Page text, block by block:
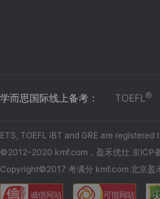
学而思国际线上备考： TOEFL ®
ETS, TOEFL iBT and GRE are
©2012-2020 kmf.com，盈禾优仕 京ICP
Copyright©2017 考满分 kmf.com 北京盈